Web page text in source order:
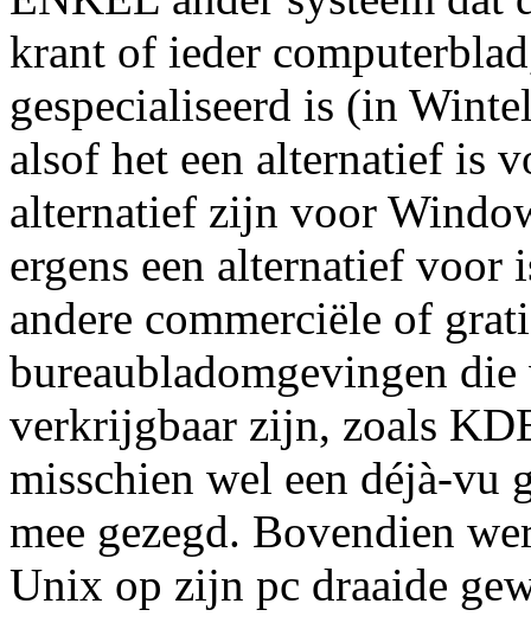
krant of ieder
gespecialiseerd is (in
alsof het een alternatief is
alternatief zijn voor
ergens een alternatief voor
andere commerciële of
bureaubladomgevingen
verkrijgbaar zijn, zoals
misschien wel een déjà-vu
mee gezegd. Bovendien
Unix op zijn pc draaide